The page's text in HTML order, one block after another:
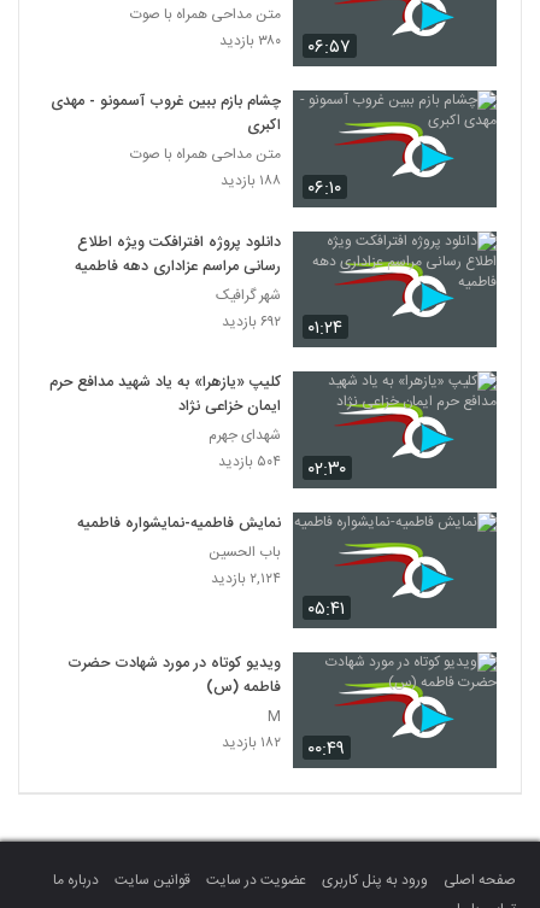
۰۶:۵۷
متن مداحی همراه با صوت
۳۸۰ بازدید
۰۶:۱۰
چشام بازم ببین غروب آسمونو - مهدی
اکبری
متن مداحی همراه با صوت
۱۸۸ بازدید
۰۱:۲۴
دانلود پروژه افترافکت ویژه اطلاع
رسانی مراسم عزاداری دهه فاطمیه
شهر گرافیک
۶۹۲ بازدید
۰۲:۳۰
کلیپ «یازهرا» به یاد شهید مدافع حرم
ایمان خزاعی نژاد
شهدای جهرم
۵۰۴ بازدید
۰۵:۴۱
نمایش فاطمیه-نمایشواره فاطمیه
باب الحسین
۲,۱۲۴ بازدید
۰۰:۴۹
ویدیو کوتاه در مورد شهادت حضرت
فاطمه (س)
M
۱۸۲ بازدید
صفحه اصلی ورود به پنل کاربری عضویت در سایت قوانین سایت
درباره ما